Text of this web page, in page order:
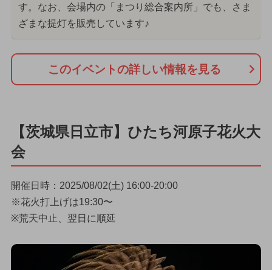
す。なお、会場内の「まつり総合案内所」でも、さま
ざまな提灯を販売しています♪
このイベントの詳しい情報を見る
【茨城県日立市】ひたち河原子花火大
会
開催日時：2025/08/02(土) 16:00-20:00
※花火打上げは19:30〜
※荒天中止、翌日に順延